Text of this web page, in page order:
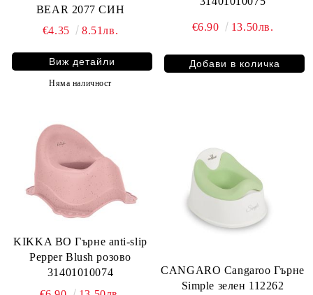
BEAR 2077 СИН
€4.35
8.51лв.
Виж детайли
Няма наличност
€6.90 13.50лв.
KIKKA BO Гърне anti-slip
Pepper Blush розово
31401010074
CANGARO Cangaroo Гърне
Simple зелен 112262